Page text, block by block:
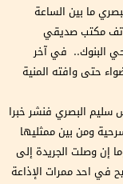
ما بين الساعة
مكتب صديقي
البنوك.. في آخر
حتى وافته المنية
البصري فنشر خبرا
ومن بين ممثليها
إن وصلت الجريدة إلى
في احد ممرات الإذاعة